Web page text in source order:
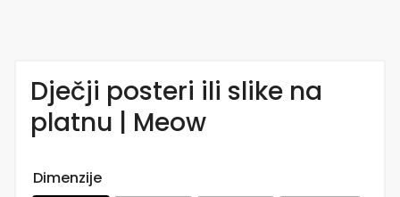
Dječji posteri ili slike na
platnu | Meow
Dimenzije